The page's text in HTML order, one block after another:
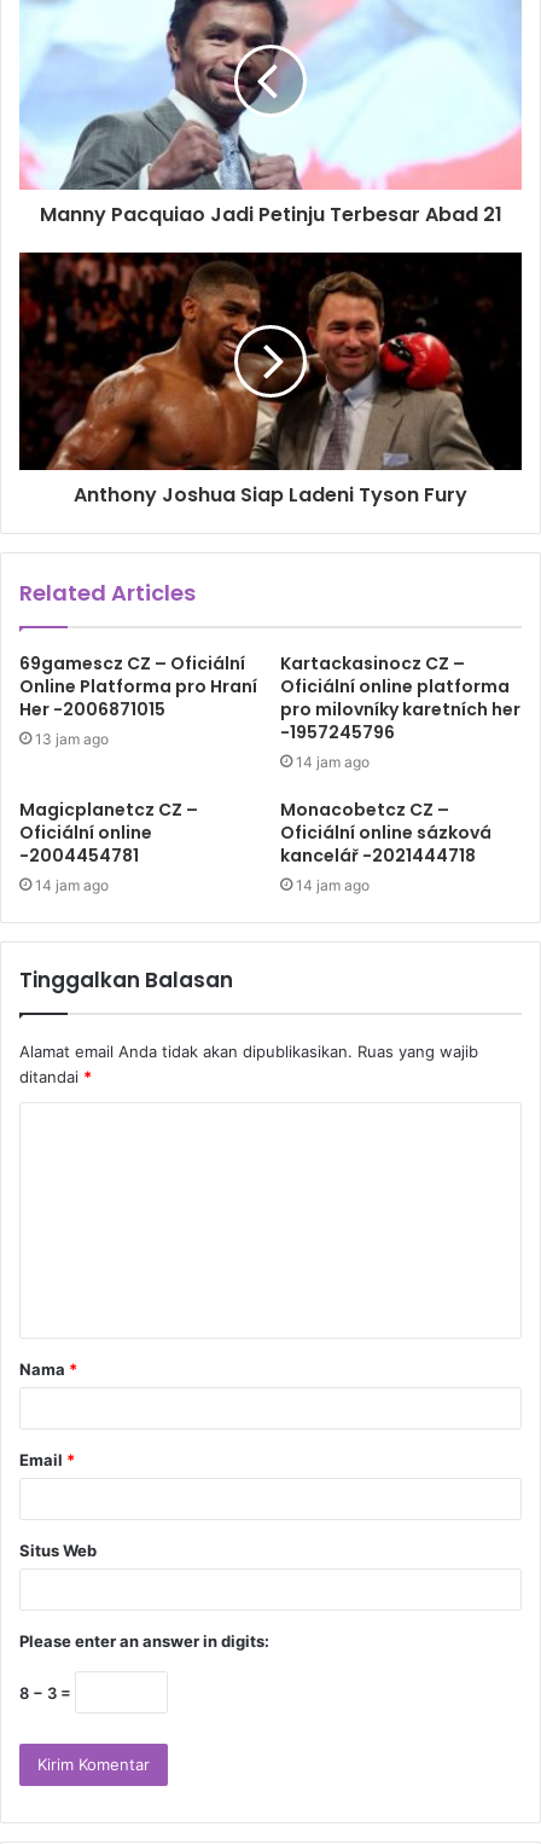
Manny Pacquiao Jadi Petinju Terbesar Abad 21
Anthony Joshua Siap Ladeni Tyson Fury
Related Articles
69gamescz CZ – Oficiální
Online Platforma pro Hraní
Her -2006871015
13 jam ago
Kartackasinocz CZ –
Oficiální online platforma
pro milovníky karetních her
-1957245796
14 jam ago
Magicplanetcz CZ –
Oficiální online
-2004454781
14 jam ago
Monacobetcz CZ –
Oficiální online sázková
kancelář -2021444718
14 jam ago
Tinggalkan Balasan
Alamat email Anda tidak akan dipublikasikan. Ruas yang wajib
ditandai *
Nama *
Email *
Situs Web
Please enter an answer in digits:
8 − 3 =